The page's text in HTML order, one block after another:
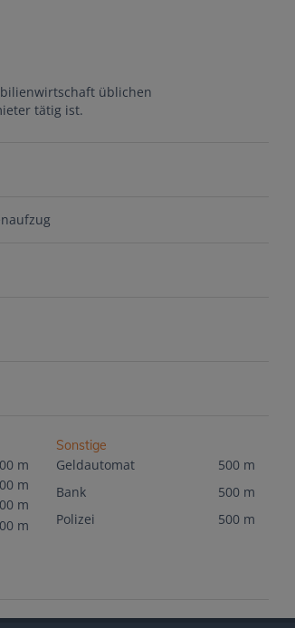
üblichen
tätig ist.
m
m
m
m
Sonstige
Geldautomat
500 m
Bank
500 m
Polizei
500 m